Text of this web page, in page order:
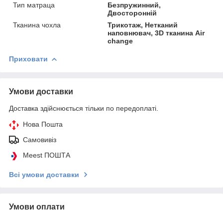
Тип матраца
Безпружинний,
Двосторонній
Тканина чохла
Трикотаж, Нетканий
наповнювач, 3D тканина Air
change
Приховати
Умови доставки
Доставка здійснюється тільки по передоплаті.
Нова Пошта
Самовивіз
Meest ПОШТА
Всі умови доставки
Умови оплати